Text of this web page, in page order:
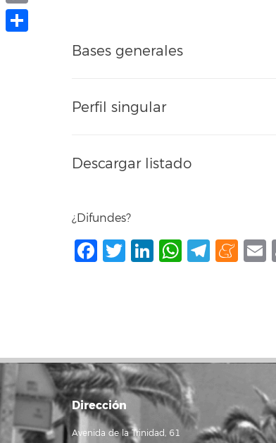
Bases generales
Perfil singular
Descargar listado
¿Difundes?
Facebook
Twitter
LinkedIn
Dirección
Avenida de la Trinidad, 61
Copy